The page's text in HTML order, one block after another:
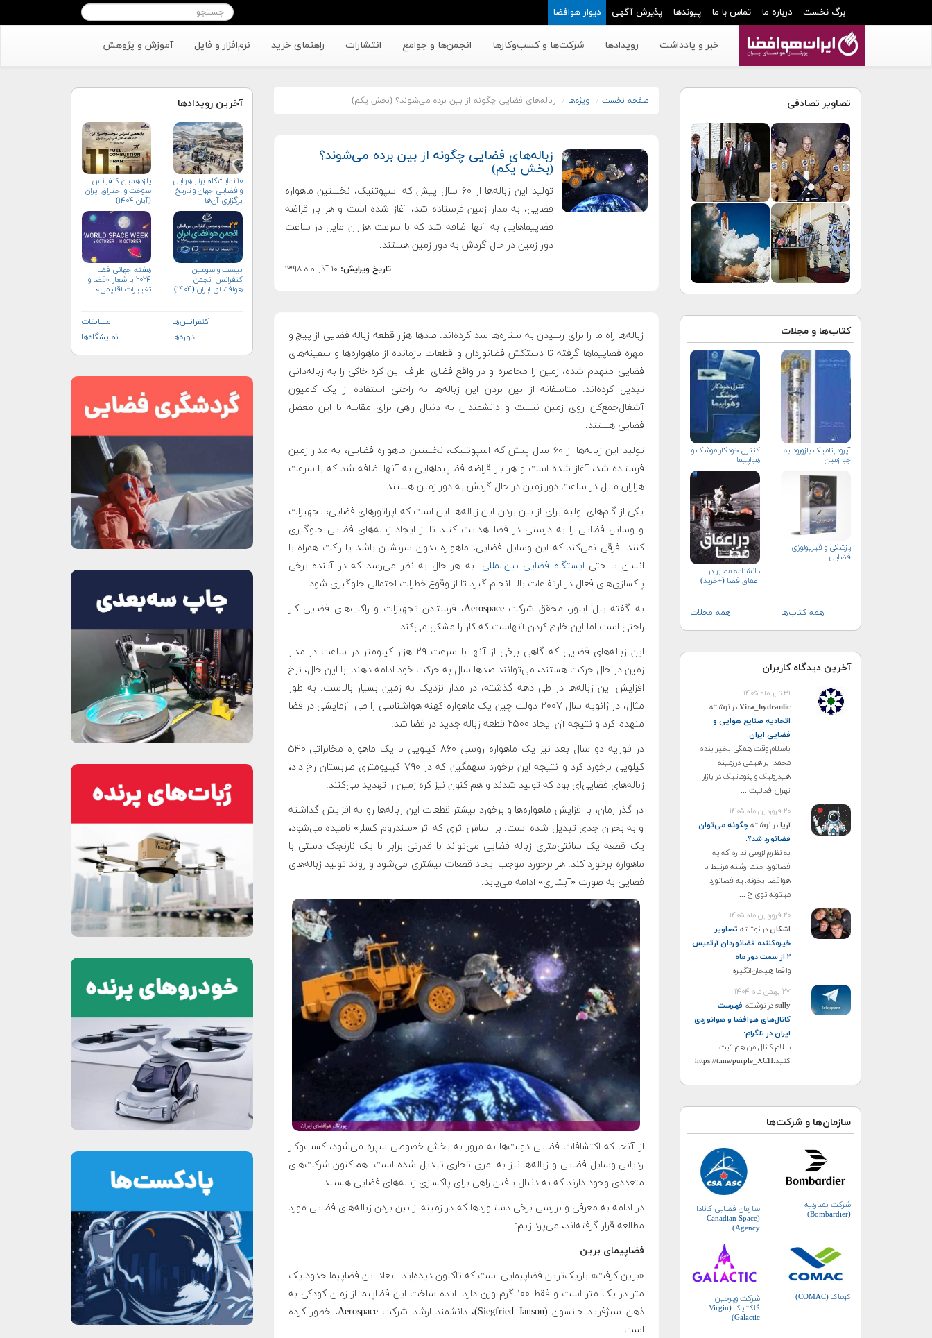
برگ نخست درباره ما تماس با ما پیوندها پذیرش آگهی دیوار هوافضا
خبر و یادداشت رویدادها شرکت‌ها و کسب‌وکار‌ها انجمن‌ها و جوامع انتشارات راهنمای خرید نرم‌افزار و فایل آموزش و پژوهش
تصاویر تصادفی
کتاب‌ها و مجلات
آیرودینامیک بازورود به
جو زمین
کنترل خودکار موشک و
هواپیما
پزشکی و فیزیولوژی
فضایی
دانشنامه مصور در
اعماق فضا (+خرید)
همه کتاب‌ها همه مجلات
آخرین دیدگاه کاربران
۳۱ تیر ماه ۱۴۰۵
Vira_hydraulicدر نوشته
اتحادیه صنایع هوایی و
فضایی ایران:
باسلام وقت همگی بخیر بنده
محمد ابراهیمی درزمینه
هیدرولیک و پنوماتیک در بازار
تهران فعالیت ...
۲۰ فروردین ماه ۱۴۰۵
آریادر نوشتهچگونه می‌توان
فضانورد شد؟:
به نظرم لزومی نداره که یه
فضانورد حتما رشته مرتبط با
هوافضا بخونه. یه فضانورد
میتونه توی ح ...
۲۰ فروردین ماه ۱۴۰۵
اشکاندر نوشته تصاویر
خیره‌کننده فضانوردان آرتمیس
۲ از سمت دور ماه
:
واقعا هیجان‌انگیزه
۲۷ بهمن ماه ۱۴۰۴
sullyدر نوشته فهرست
کانال‌های هوافضا و هوانوردی
ایران در تلگرام:
سلام کانال من هم ثبت
کنید.https://t.me/purple_XCH
سازمان‌ها و شرکت‌ها
شرکت بمباردیه
(Bombardier)
سازمان فضایی کانادا
(Canadian Space
Agency)
کوماک (COMAC)
شرکت ویرجین
گلکتیک (Virgin
Galactic)
صفحه نخست ویژه‌ها زباله‌های فضایی چگونه از بین برده می‌شوند؟ (بخش یکم)
زباله‌های فضایی چگونه از بین برده می‌شوند؟
(بخش یکم)
تولید این زباله‌ها از ۶۰ سال پیش که اسپوتنیک، نخستین ماهواره
فضایی، به مدار زمین فرستاده شد، آغاز شده است و هر بار قراضه
فضاپیماهایی به آنها اضافه شد که با سرعت هزاران مایل در ساعت
دور زمین در حال گردش به دور زمین هستند.
تاریخ ویرایش: ۱۰ آذر ماه ۱۳۹۸
زباله‌ها راه ما را برای رسیدن به ستاره‌ها سد کرده‌اند. صدها هزار قطعه زباله فضایی از پیچ و
مهره فضاپیماها گرفته تا دستکش فضانوردان و قطعات بازمانده از ماهواره‌ها و سفینه‌های
فضایی منهدم شده، زمین را محاصره و در واقع فضای اطراف این کره خاکی را به زباله‌دانی
تبدیل کرده‌اند. متاسفانه از بین بردن این زباله‌ها به راحتی استفاده از یک کامیون
آشغال‌جمع‌کن روی زمین نیست و دانشمندان به دنبال راهی برای مقابله با این معضل
فضایی هستند.
تولید این زباله‌ها از ۶۰ سال پیش که اسپوتنیک، نخستین ماهواره فضایی، به مدار زمین
فرستاده شد، آغاز شده است و هر بار قراضه فضاپیماهایی به آنها اضافه شد که با سرعت
هزاران مایل در ساعت دور زمین در حال گردش به دور زمین هستند.
یکی از گام‌های اولیه برای از بین بردن این زباله‌ها این است که اپراتورهای فضایی، تجهیزات
و وسایل فضایی را به درستی در فضا هدایت کنند تا از ایجاد زباله‌های فضایی جلوگیری
کنند. فرقی نمی‌کند که این وسایل فضایی، ماهواره بدون سرنشین باشد یا راکت همراه با
انسان یا حتی ایستگاه فضایی بین‌المللی. به هر حال به نظر می‌رسد که در آینده برخی
پاکسازی‌های فعال در ارتفاعات بالا انجام گیرد تا از وقوع خطرات احتمالی جلوگیری شود.
به گفته بیل ایلور، محقق شرکت Aerospace، فرستادن تجهیزات و راکب‌های فضایی کار
راحتی است اما این خارج کردن آنهاست که کار را مشکل می‌کند.
این زباله‌های فضایی که گاهی برخی از آنها با سرعت ۲۹ هزار کیلومتر در ساعت در مدار
زمین در حال حرکت هستند، می‌توانند صدها سال به حرکت خود ادامه دهند. با این حال، نرخ
افزایش این زباله‌ها در طی دهه گذشته، در مدار نزدیک به زمین بسیار بالاست. به طور
مثال، در ژانویه سال ۲۰۰۷ دولت چین یک ماهواره کهنه هواشناسی را طی آزمایشی در فضا
منهدم کرد و نتیجه آن ایجاد ۲۵۰۰ قطعه زباله جدید در فضا شد.
در فوریه دو سال بعد نیز یک ماهواره روسی ۸۶۰ کیلویی با یک ماهواره مخابراتی ۵۴۰
کیلویی برخورد کرد و نتیجه این برخورد سهمگین که در ۷۹۰ کیلیومتری صربستان رخ داد،
زباله‌های فضایی‌ای بود که تولید شدند و هم‌اکنون نیز کره زمین را تهدید می‌کنند.
در گذر زمان، با افزایش ماهواره‌ها و برخورد بیشتر قطعات این زباله‌ها رو به افزایش گذاشته
و به بحران جدی تبدیل شده است. بر اساس اثری که اثر «سندروم کسلر» نامیده می‌شود،
یک قطعه یک سانتی‌متری زباله فضایی می‌تواند با قدرتی برابر با یک نارنجک دستی با
ماهواره‌ برخورد کند. هر برخورد موجب ایجاد قطعات بیشتری می‌شود و روند تولید زباله‌های
فضایی به صورت «آبشاری» ادامه می‌یابد.
از آنجا که اکتشافات فضایی دولت‌ها به مرور به بخش خصوصی سپره می‌شود، کسب‌وکار
ردیابی وسایل فضایی و زباله‌ها نیز به امری تجاری تبدیل شده است. هم‌اکنون شرکت‌های
متعددی وجود دارند که به دنبال یافتن راهی برای پاکسازی زباله‌های فضایی هستند.
در ادامه به معرفی و بررسی برخی دستاوردها که در زمینه از بین بردن زباله‌های فضایی مورد
مطالعه قرار گرفته‌اند، می‌پردازیم:
فضاپیمای برین
«برین کرفت» باریک‌ترین فضاپیمایی است که تاکنون دیده‌اید. ابعاد این فضاپیما حدود یک
متر در یک متر است و فقط ۱۰۰ گرم وزن دارد. ایده ساخت این فضاپیما از زمان کودکی به
ذهن سیژفرید جانسون (Siegfried Janson)، دانشمند ارشد شرکت Aerospace، خطور کرده
است.
آخرین رویدادها
۱۰ نمایشگاه برتر هوایی
و فضایی جهان و تاریخ
برگزاری آن‌ها
یازدهمین کنفرانس
سوخت و احتراق ایران
(آبان‌ ۱۴۰۴)
بیست و سومین
کنفرانس انجمن
هوافضای ايران (۱۴۰۴)
هفته جهانی فضا
۲۰۲۴ با شعار «فضا و
تغییرات اقلیمی»
کنفرانس‌ها
مسابقات
دوره‌ها
نمایشگاه‌ها